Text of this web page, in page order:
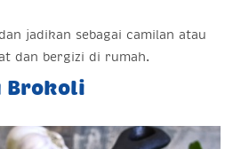
jadikan sebagai camilan atau
dan bergizi di rumah.
Brokoli